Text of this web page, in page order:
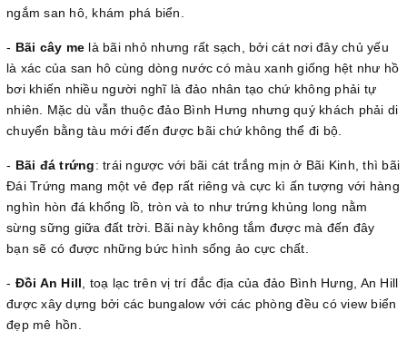
ngắm san hô, khám phá biển.
- Bãi cây me là bãi nhỏ nhưng rất sạch, bởi cát nơi đây chủ yếu
là xác của san hô cùng dòng nước có màu xanh giống hệt như hồ
bơi khiến nhiều người nghĩ là đảo nhân tạo chứ không phải tự
nhiên. Mặc dù vẫn thuộc đảo Bình Hưng nhưng quý khách phải di
chuyển bằng tàu mới đến được bãi chứ không thể đi bộ.
- Bãi đá trứng: trái ngược với bãi cát trắng mịn ở Bãi Kinh, thì bãi
Đái Trứng mang một vẻ đẹp rất riêng và cực kì ấn tượng với hàng
nghìn hòn đá khổng lồ, tròn và to như trứng khủng long nằm
sừng sững giữa đất trời. Bãi này không tắm được mà đến đây
bạn sẽ có được những bức hình sống ảo cực chất.
- Đồi An Hill , toạ lạc trên vị trí đắc địa của đảo Bình Hưng, An Hill
được xây dựng bởi các bungalow với các phòng đều có view biển
đẹp mê hồn.